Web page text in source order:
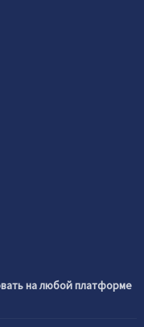
на любой платформе